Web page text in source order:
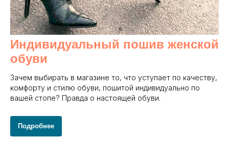
Индивидуальный пошив женской
обуви
Зачем выбирать в магазине то, что уступает по качеству,
комфорту и стилю обуви, пошитой индивидуально по
вашей стопе? Правда о настоящей обуви.
Подробнее